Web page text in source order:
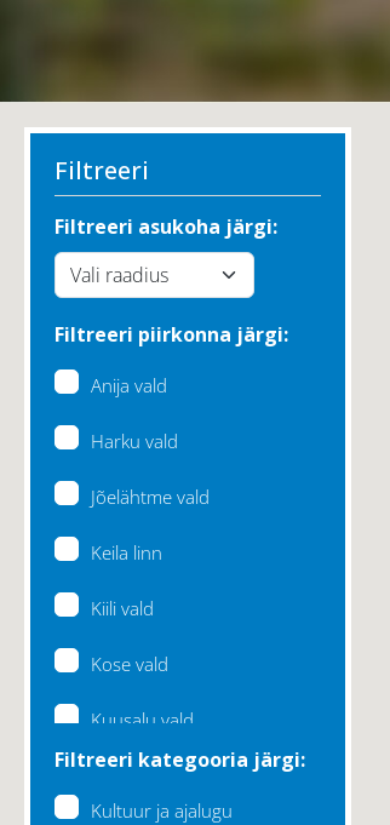
Filtreeri
Filtreeri asukoha järgi:
Filtreeri piirkonna järgi:
Anija vald
Harku vald
Jõelähtme vald
Keila linn
Kiili vald
Kose vald
Kuusalu vald
Lääne-Harju vald
Filtreeri kategooria järgi:
Kultuur ja ajalugu